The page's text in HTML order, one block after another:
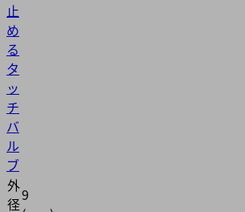
止
め
る
タ
ッ
チ
バ
ル
ブ
外
径9